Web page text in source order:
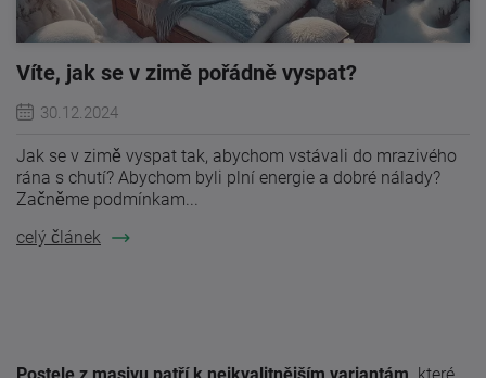
Víte, jak se v zimě pořádně vyspat?
30.12.2024
Jak se v zimě vyspat tak, abychom vstávali do mrazivého
rána s chutí? Abychom byli plní energie a dobré nálady?
Začněme podmínkam...
celý článek